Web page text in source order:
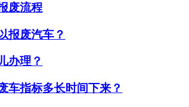
废流程
报废汽车？
办理？
车指标多长时间下来？